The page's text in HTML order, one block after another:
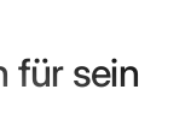
für sein